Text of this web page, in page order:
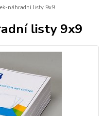
náhradní listy 9x9
listy 9x9